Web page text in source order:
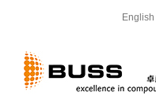
English